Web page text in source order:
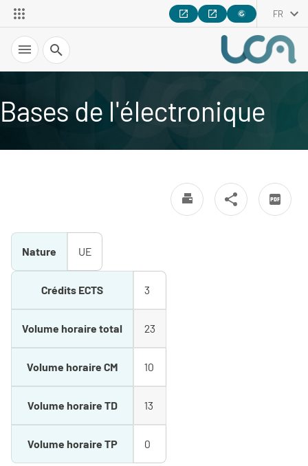
FR
Recherche
Bases de l'électronique
Nature UE
Crédits ECTS 3
Volume horaire total 23
Volume horaire CM 10
Volume horaire TD 13
Volume horaire TP 0